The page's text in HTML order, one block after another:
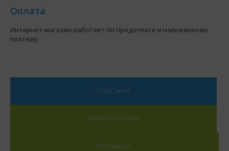
Оплата
Интернет-магазин работает по предоплате и наложенному
платежу.
ОПИСАНИЕ
ХАРАКТЕРИСТИКИ
ОТЗЫВЫ (0)